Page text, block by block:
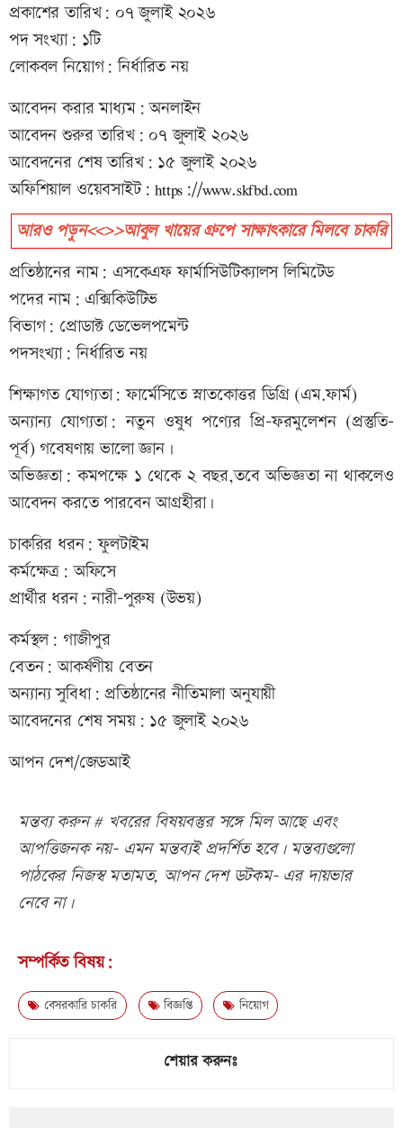
প্রকাশের তারিখ: ০৭ জুলাই ২০২৬
পদ সংখ্যা: ১টি
লোকবল নিয়োগ: নির্ধারিত নয়
আবেদন করার মাধ্যম: অনলাইন
আবেদন শুরুর তারিখ: ০৭ জুলাই ২০২৬
আবেদনের শেষ তারিখ: ১৫ জুলাই ২০২৬
অফিশিয়াল ওয়েবসাইট: https://www.skfbd.com
আরও পড়ুন<<>>আবুল খায়ের গ্রুপে সাক্ষাৎকারে মিলবে চাকরি
প্রতিষ্ঠানের নাম: এসকেএফ ফার্মাসিউটিক্যালস লিমিটেড
পদের নাম: এক্সিকিউটিভ
বিভাগ: প্রোডাক্ট ডেভেলপমেন্ট
পদসংখ্যা: নির্ধারিত নয়
শিক্ষাগত যোগ্যতা: ফার্মেসিতে স্নাতকোত্তর ডিগ্রি (এম.ফার্ম)
অন্যান্য যোগ্যতা: নতুন ওষুধ পণ্যের প্রি-ফরমুলেশন (প্রস্তুতি-
পূর্ব) গবেষণায় ভালো জ্ঞান।
অভিজ্ঞতা: কমপক্ষে ১ থেকে ২ বছর,তবে অভিজ্ঞতা না থাকলেও
আবেদন করতে পারবেন আগ্রহীরা।
চাকরির ধরন: ফুলটাইম
কর্মক্ষেত্র: অফিসে
প্রার্থীর ধরন: নারী-পুরুষ (উভয়)
কর্মস্থল: গাজীপুর
বেতন: আকর্ষণীয় বেতন
অন্যান্য সুবিধা: প্রতিষ্ঠানের নীতিমালা অনুযায়ী
আবেদনের শেষ সময়: ১৫ জুলাই ২০২৬
আপন দেশ/জেডআই
মন্তব্য করুন # খবরের বিষয়বস্তুর সঙ্গে মিল আছে এবং
আপত্তিজনক নয়- এমন মন্তব্যই প্রদর্শিত হবে। মন্তব্যগুলো
পাঠকের নিজস্ব মতামত, আপন দেশ ডটকম- এর দায়ভার
নেবে না।
সম্পর্কিত বিষয়:
বেসরকারি চাকরি বিজ্ঞপ্তি নিয়োগ
শেয়ার করুনঃ